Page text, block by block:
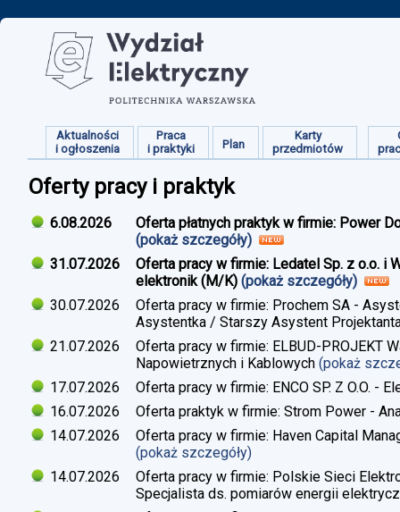
Aktualności
i ogłoszenia
Praca
i praktyki
Plan
Karty
przedmiotów
Oferty pracy i praktyk
6.08.2026
Oferta płatnych praktyk w firmie: Power
(pokaż szczegóły)
31.07.2026
Oferta pracy w firmie: Ledatel Sp. z o.o. i
elektronik (M/K) (pokaż szczegóły)
30.07.2026
Oferta pracy w firmie: Prochem SA -
Asystentka / Starszy Asystent
21.07.2026
Oferta pracy w firmie: ELBUD-PROJEKT
Napowietrznych i Kablowych (pokaż
17.07.2026
Oferta pracy w firmie: ENCO SP. Z O.O. -
16.07.2026
Oferta praktyk w firmie: Strom Power -
14.07.2026
Oferta pracy w firmie: Haven Capital
(pokaż szczegóły)
14.07.2026
Oferta pracy w firmie: Polskie Sieci
Specjalista ds. pomiarów energii